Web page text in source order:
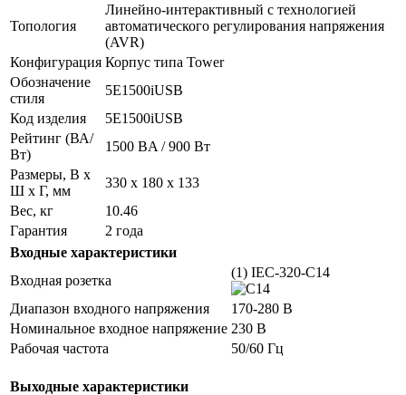
Топология
Линейно-интерактивный с технологией
автоматического регулирования напряжения
(AVR)
Конфигурация Корпус типа Tower
Обозначение
стиля
5E1500iUSB
Код изделия
5E1500iUSB
Рейтинг (ВА/
Вт)
1500 BA / 900 Вт
Размеры, В x
Ш x Г, мм
330 x 180 x 133
Вес, кг
10.46
Гарантия
2 года
Входные характеристики
Входная розетка
(1) IEC-320-C14
Диапазон входного напряжения
170-280 В
Номинальное входное напряжение 230 В
Рабочая частота
50/60 Гц
Выходные характеристики